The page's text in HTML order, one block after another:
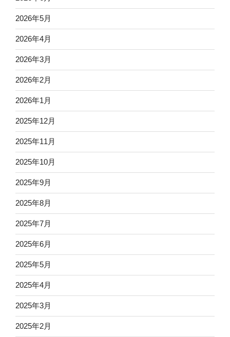
2026年5月
2026年4月
2026年3月
2026年2月
2026年1月
2025年12月
2025年11月
2025年10月
2025年9月
2025年8月
2025年7月
2025年6月
2025年5月
2025年4月
2025年3月
2025年2月